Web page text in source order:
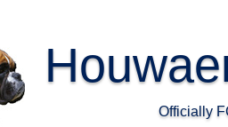
Officially